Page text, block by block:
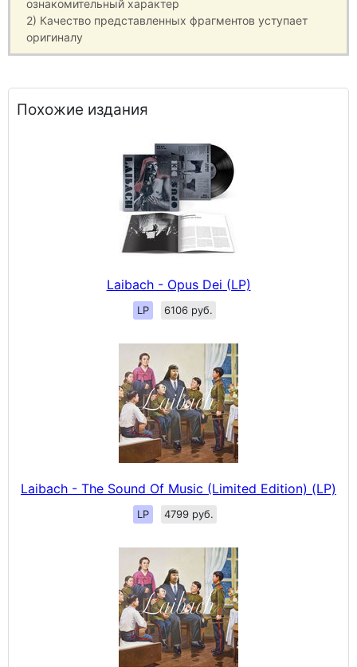
ознакомительный характер
2) Качество представленных фрагментов уступает
оригиналу
Похожие издания
Laibach - Opus Dei (LP)
LP 6106 руб.
Laibach - The Sound Of Music (Limited Edition) (LP)
LP 4799 руб.